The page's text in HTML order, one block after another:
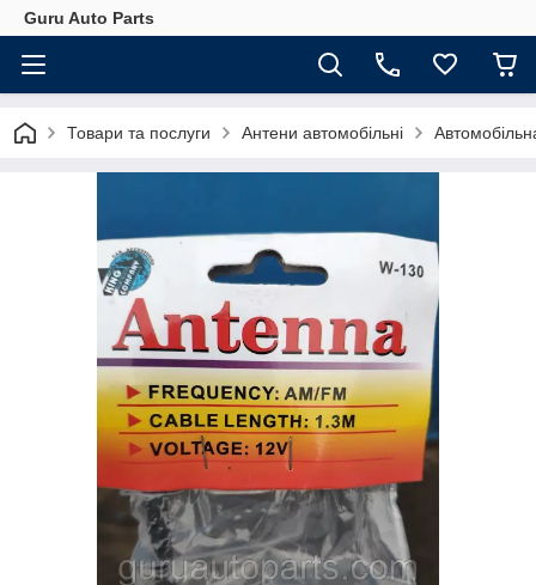
Guru Auto Parts
Товари та послуги Антени автомобільні